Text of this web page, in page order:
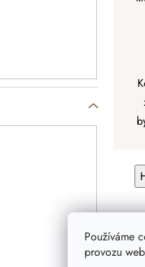
Používáme
provozu